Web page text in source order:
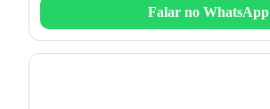
Falar no WhatsApp